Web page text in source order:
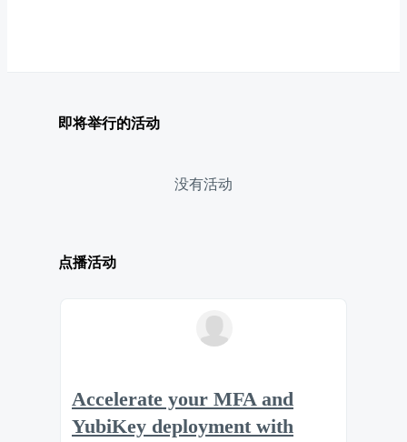
即将举行的活动
没有活动
点播活动
Accelerate your MFA and
YubiKey deployment with